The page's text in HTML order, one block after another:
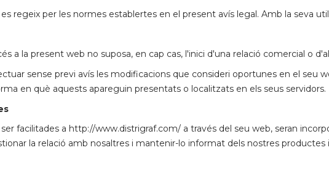
regeix per les normes establertes en el present avís legal. Amb la seva
a la present web no suposa, en cap cas, l'inici d'una relació comercial o
sense previ avís les modificacions que consideri oportunes en el
en què aquests apareguin presentats o localitzats en els seus servidors.
facilitades a http://www.distrigraf.com/ a través del seu web, seran
la relació amb nosaltres i mantenir-lo informat dels nostres